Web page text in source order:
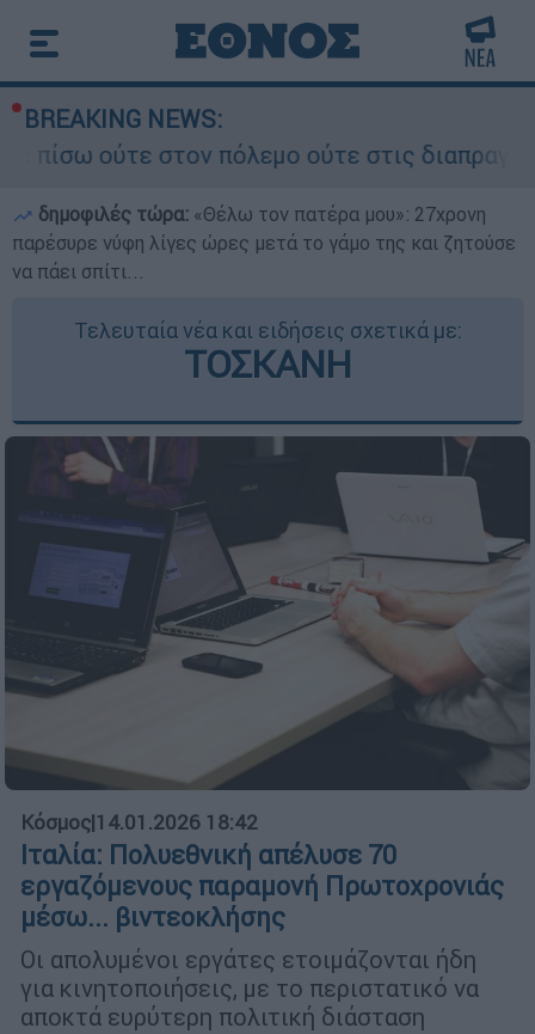
BREAKING NEWS:
πόλεμο ούτε στις διαπραγματεύσεις» - Οι
δημοφιλές τώρα: «Θέλω τον πατέρα μου»: 27χρονη
παρέσυρε νύφη λίγες ώρες μετά το γάμο της και ζητούσε
να πάει σπίτι...
Τελευταία νέα και ειδήσεις σχετικά με:
ΤΟΣΚΑΝΗ
Κόσμος|14.01.2026 18:42
Ιταλία: Πολυεθνική απέλυσε 70
εργαζόμενους παραμονή Πρωτοχρονιάς
μέσω... βιντεοκλήσης
Οι απολυμένοι εργάτες ετοιμάζονται ήδη
για κινητοποιήσεις, με το περιστατικό να
αποκτά ευρύτερη πολιτική διάσταση